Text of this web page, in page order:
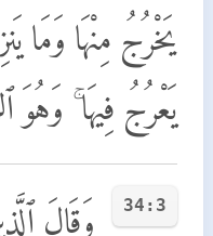
يَخْرُجُ مِنْهَا وَمَا
يَعْرُجُ فِيهَا ۚ وَهُوَ
34:3
وَقَالَ